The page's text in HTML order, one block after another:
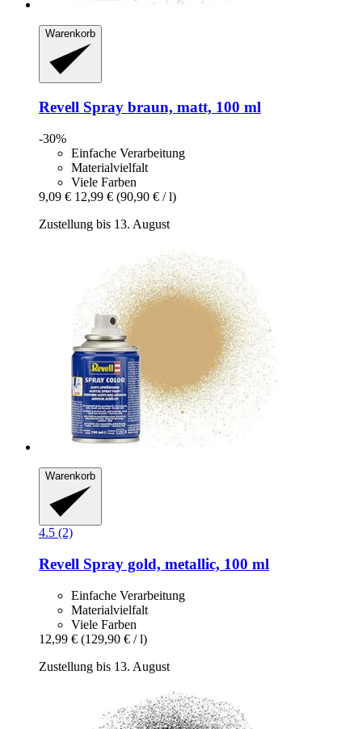
Warenkorb
Revell Spray braun, matt, 100 ml
-30%
Einfache Verarbeitung
Materialvielfalt
Viele Farben
9,09 € 12,99 € (90,90 € / l)
Zustellung bis 13. August
Warenkorb
4.5 (2)
Revell Spray gold, metallic, 100 ml
Einfache Verarbeitung
Materialvielfalt
Viele Farben
12,99 € (129,90 € / l)
Zustellung bis 13. August